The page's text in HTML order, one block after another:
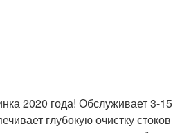
2020 года! Обслуживает 3-15
глубокую очистку стоков